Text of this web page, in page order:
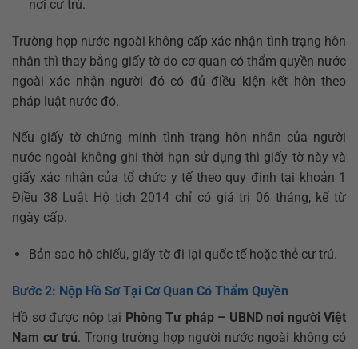
nơi cư trú.
Trường hợp nước ngoài không cấp xác nhận tình trạng hôn
nhân thì thay bằng giấy tờ do cơ quan có thẩm quyền nước
ngoài xác nhận người đó có đủ điều kiện kết hôn theo
pháp luật nước đó.
Nếu giấy tờ chứng minh tình trạng hôn nhân của người
nước ngoài không ghi thời hạn sử dụng thì giấy tờ này và
giấy xác nhận của tổ chức y tế theo quy định tại khoản 1
Điều 38 Luật Hộ tịch 2014 chỉ có giá trị 06 tháng, kể từ
ngày cấp.
Bản sao hộ chiếu, giấy tờ đi lại quốc tế hoặc thẻ cư trú.
Bước 2: Nộp Hồ Sơ Tại Cơ Quan Có Thẩm Quyền
Hồ sơ được nộp tại Phòng Tư pháp – UBND nơi người Việt
Nam cư trú. Trong trường hợp người nước ngoài không có